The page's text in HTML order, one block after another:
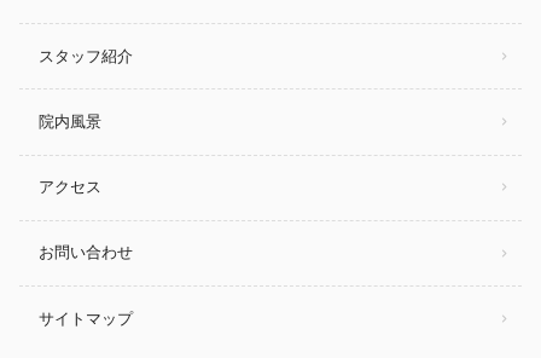
スタッフ紹介
院内風景
アクセス
お問い合わせ
サイトマップ